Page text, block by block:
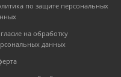
по защите персональных
на обработку
данных